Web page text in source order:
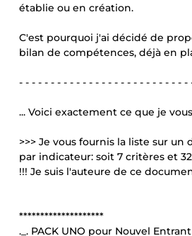
établie ou en création.
C'est pourquoi j'ai décidé de
bilan de compétences, déjà en
- - - - - - - - - - - - - - - - - - - - - - - - - - -
... Voici exactement ce que je
>>> Je vous fournis la liste sur
par indicateur: soit 7 critères et
!!! Je suis l'auteure de ce
********************
._. PACK UNO pour Nouvel Entrant